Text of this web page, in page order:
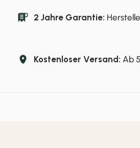
2 Jahre Garantie:
Kostenloser Versand: Ab